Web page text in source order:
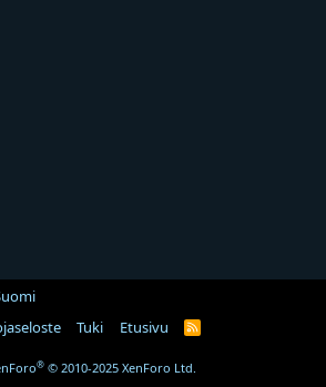
Tuki Etusivu
R
® © 2010-2025 XenForo Ltd.